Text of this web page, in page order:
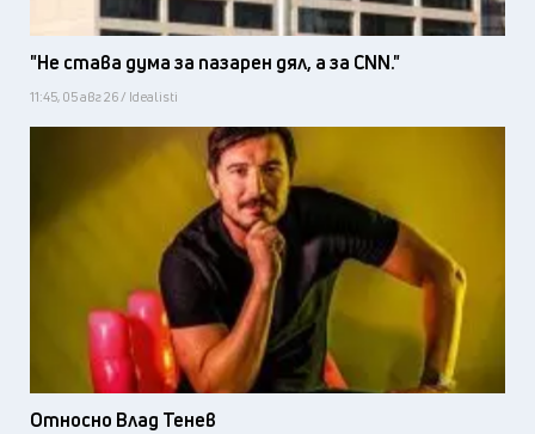
"Не става дума за пазарен дял, а за CNN."
11:45, 05 авг 26 / Idealisti
Относно Влад Тенев